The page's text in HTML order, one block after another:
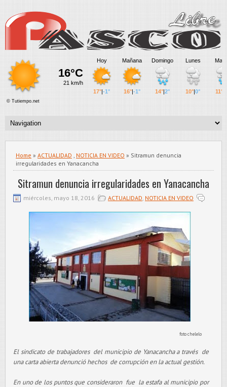
Home » ACTUALIDAD , NOTICIA EN VIDEO » Sitramun denuncia
irregularidades en Yanacancha
Sitramun denuncia irregularidades en Yanacancha
miércoles, mayo 18, 2016 ACTUALIDAD, NOTICIA EN VIDEO
foto chelelo
El sindicato de trabajadores del municipio de Yanacancha a través de
una carta abierta denunció hechos de corrupción en la actual gestión.
En uno de los puntos que consideraron fue la estafa al municipio por